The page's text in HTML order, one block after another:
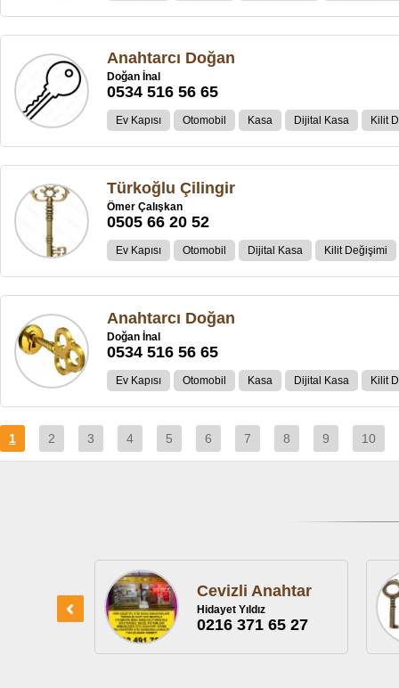
Anahtarcı Doğan
Doğan İnal
0534 516 56 65
Ev Kapısı Otomobil Kasa Dijital Kasa Kilit
Türkoğlu Çilingir
Ömer Çalışkan
0505 66 20 52
Ev Kapısı Otomobil Dijital Kasa Kilit Değişimi
Anahtarcı Doğan
Doğan İnal
0534 516 56 65
Ev Kapısı Otomobil Kasa Dijital Kasa Kilit
1 2 3 4 5 6 7 8 9 10
Kale Anahtar
Mehmet Özkara
0318 218 28 85